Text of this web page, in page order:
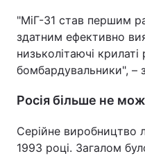
"МіГ-31 став першим
здатним ефективно
низьколітаючі
бомбардувальники", –
Росія більше не
Серійне виробництво
1993 році. Загалом